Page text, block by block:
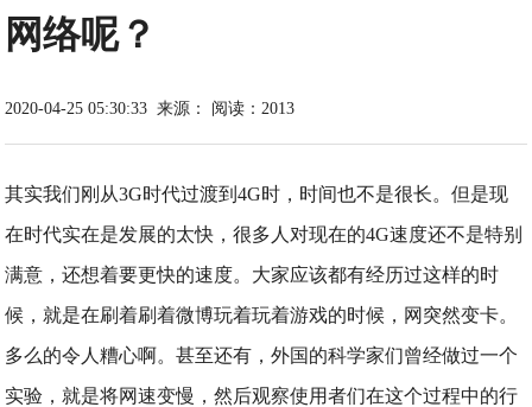
网络呢？
2020-04-25 05:30:33 来源： 阅读：2013
其实我们刚从3G时代过渡到4G时，时间也不是很长。但是现
在时代实在是发展的太快，很多人对现在的4G速度还不是特别
满意，还想着要更快的速度。大家应该都有经历过这样的时
候，就是在刷着刷着微博玩着玩着游戏的时候，网突然变卡。
多么的令人糟心啊。甚至还有，外国的科学家们曾经做过一个
实验，就是将网速变慢，然后观察使用者们在这个过程中的行